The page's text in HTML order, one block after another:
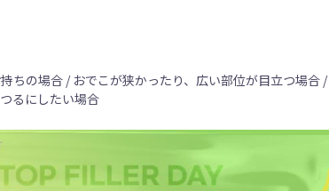
ちの場合 / おでこが狭かったり、広い部位が目立つ場合 /
るにしたい場合